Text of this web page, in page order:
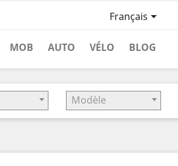
Français
MOB AUTO VÉLO BLOG
Modèle